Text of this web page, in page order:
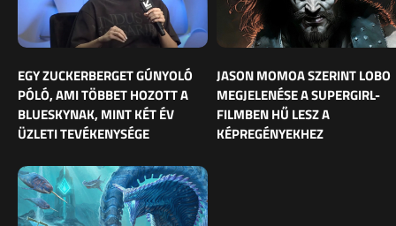
EGY ZUCKERBERGET GÚNYOLÓ
PÓLÓ, AMI TÖBBET HOZOTT A
BLUESKYNAK, MINT KÉT ÉV
ÜZLETI TEVÉKENYSÉGE
JASON MOMOA SZERINT LOBO
MEGJELENÉSE A SUPERGIRL-
FILMBEN HŰ LESZ A
KÉPREGÉNYEKHEZ